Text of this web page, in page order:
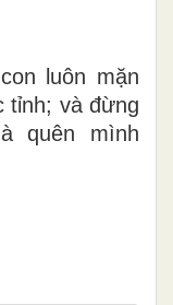
luôn mặn
tỉnh; và đừng
quên mình